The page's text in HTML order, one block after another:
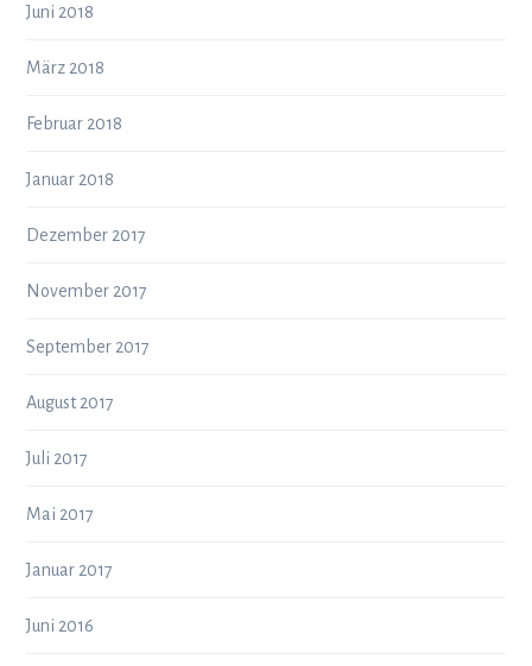
Juni 2018
März 2018
Februar 2018
Januar 2018
Dezember 2017
November 2017
September 2017
August 2017
Juli 2017
Mai 2017
Januar 2017
Juni 2016